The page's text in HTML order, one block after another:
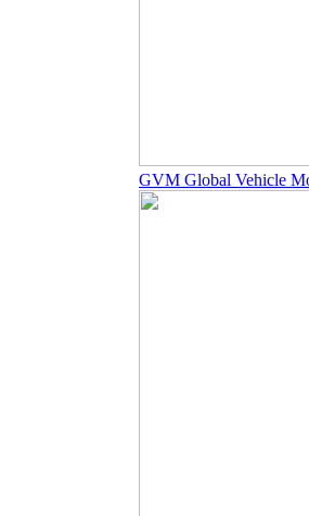
GVM Global Vehicle